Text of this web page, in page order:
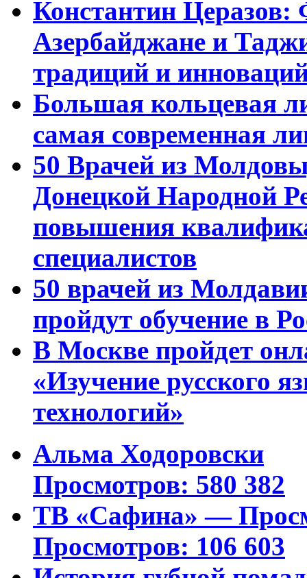
Константин Церазов:
Азербайджане и
традиций и
Большая кольцевая
самая современная
50 Врачей из
Донецкой Народной
повышения
специалистов
50 врачей из
пройдут обучение в
В Москве пройдет
«Изучение русского
технологий»
Альма Ходоровски
Просмотров: 580 382
ТВ «Сафина» —
Просмотров: 106 603